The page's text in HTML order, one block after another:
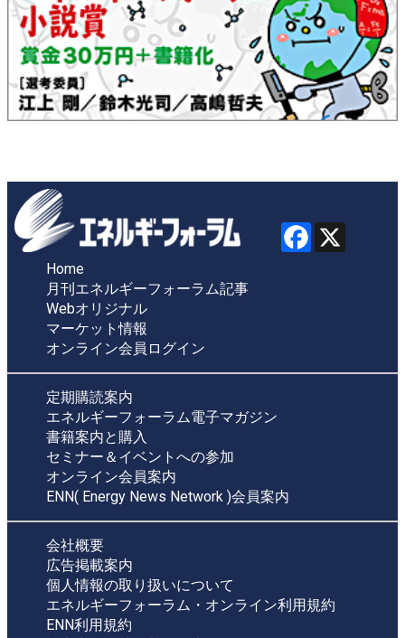
Home
月刊エネルギーフォーラム記事
Webオリジナル
マーケット情報
オンライン会員ログイン
定期購読案内
エネルギーフォーラム電子マガジン
書籍案内と購入
セミナー＆イベントへの参加
オンライン会員案内
ENN( Energy News Network )会員案内
会社概要
広告掲載案内
個人情報の取り扱いについて
エネルギーフォーラム・オンライン利用規約
ENN利用規約